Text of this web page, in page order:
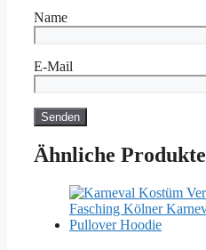
Name
E-Mail
Ähnliche Produkte